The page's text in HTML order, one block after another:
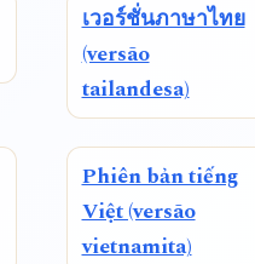
เวอร์ชั่นภาษาไทย
(versão
tailandesa)
Phiên bản tiếng
Việt (versão
vietnamita)